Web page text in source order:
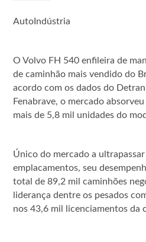
AutoIndústria
O Volvo FH 540 enfileira de
de caminhão mais vendido do
acordo com os dados do
Fenabrave, o mercado
mais de 5,8 mil unidades do
Único do mercado a
emplacamentos, seu
total de 89,2 mil caminhões
liderança dentre os pesados
nos 43,6 mil licenciamentos da